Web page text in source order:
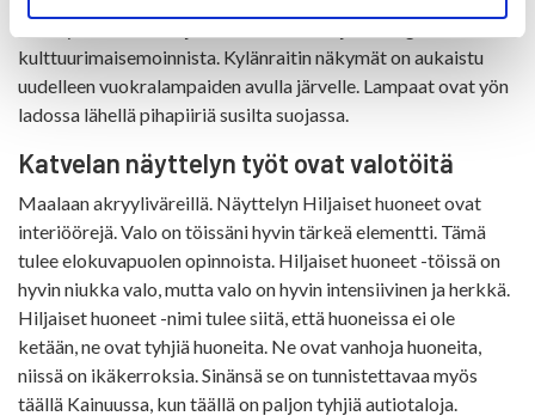
kulttuurimaisemoinnista. Kylänraitin näkymät on aukaistu
uudelleen vuokralampaiden avulla järvelle. Lampaat ovat yön
ladossa lähellä pihapiiriä susilta suojassa.
Katvelan näyttelyn työt ovat valotöitä
Maalaan akryyliväreillä. Näyttelyn Hiljaiset huoneet ovat
interiöörejä. Valo on töissäni hyvin tärkeä elementti. Tämä
tulee elokuvapuolen opinnoista. Hiljaiset huoneet -töissä on
hyvin niukka valo, mutta valo on hyvin intensiivinen ja herkkä.
Hiljaiset huoneet -nimi tulee siitä, että huoneissa ei ole
ketään, ne ovat tyhjiä huoneita. Ne ovat vanhoja huoneita,
niissä on ikäkerroksia. Sinänsä se on tunnistettavaa myös
täällä Kainuussa, kun täällä on paljon tyhjiä autiotaloja.